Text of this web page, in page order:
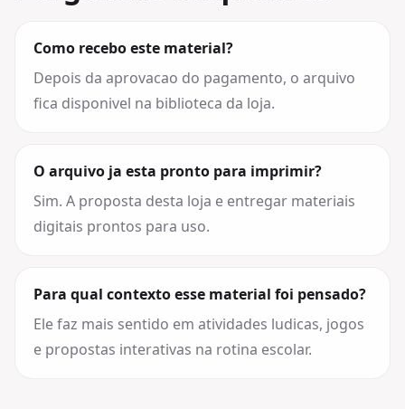
Como recebo este material?
Depois da aprovacao do pagamento, o arquivo
fica disponivel na biblioteca da loja.
O arquivo ja esta pronto para imprimir?
Sim. A proposta desta loja e entregar materiais
digitais prontos para uso.
Para qual contexto esse material foi pensado?
Ele faz mais sentido em atividades ludicas, jogos
e propostas interativas na rotina escolar.